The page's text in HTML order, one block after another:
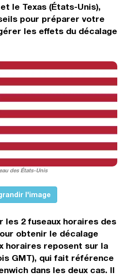
le Texas (États-Unis),
pour préparer votre
les effets du décalage
des États-Unis
l'image
les 2 fuseaux horaires des
obtenir le décalage
horaires reposent sur la
GMT), qui fait référence
dans les deux cas. Il